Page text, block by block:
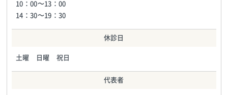
10：00～13：00
14：30～19：30
休診日
土曜 日曜 祝日
代表者